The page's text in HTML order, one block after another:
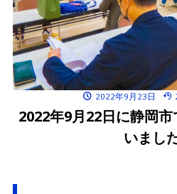
2022年9月23日
2022年9月22日に静岡
いまし